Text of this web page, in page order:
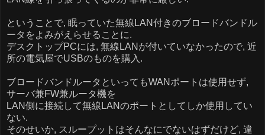
ということで, 眠っていた無線LAN付きのブロードバンドル
ータをよみがえらせることに.
デスクトップPCには, 無線LANが付いていなかったので, 近
所の電気屋でUSBのものを購入.
ブロードバンドルータといってもWANポートは使用せず,
サーバ兼FW兼ルータ機を
LAN側に接続して無線LANのポートとしてしか使用してい
ない.
そのせいか, スループットはそんなにでないはずだけど, 違